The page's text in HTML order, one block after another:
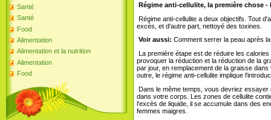
Santé
Santé
Food
Alimentation
Alimentation et la nutrition
Alimentation
Food
Régime anti-cellulite, la première chose
Régime anti-cellulite a deux objectifs. Tout
excès, et d'autre part, nettoyé des toxines.
Voir aussi: Comment serrer la peau après
La première étape est de réduire les
provoquer la réduction et la réduction de la
par jour, en remplacement de la graisse
outre, le régime anti-cellulite implique
Dans le même temps, vous devriez essayer
dans votre corps. Les zones de cellulite
l'excès de liquide, il se accumule dans des
femmes maigres.